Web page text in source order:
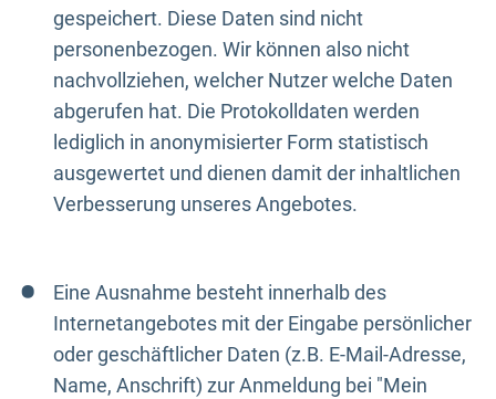
gespeichert. Diese Daten sind nicht
personenbezogen. Wir können also nicht
nachvollziehen, welcher Nutzer welche Daten
abgerufen hat. Die Protokolldaten werden
lediglich in anonymisierter Form statistisch
ausgewertet und dienen damit der inhaltlichen
Verbesserung unseres Angebotes.
Eine Ausnahme besteht innerhalb des
Internetangebotes mit der Eingabe persönlicher
oder geschäftlicher Daten (z.B. E-Mail-Adresse,
Name, Anschrift) zur Anmeldung bei "Mein